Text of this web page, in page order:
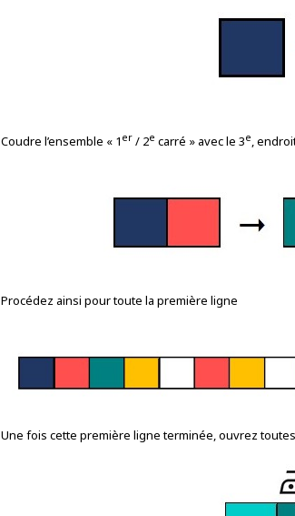
Coudre l’ensemble « 1 er / 2e carré » avec le 3e,
Procédez ainsi pour toute la première ligne
Une fois cette première ligne terminée, ouvrez